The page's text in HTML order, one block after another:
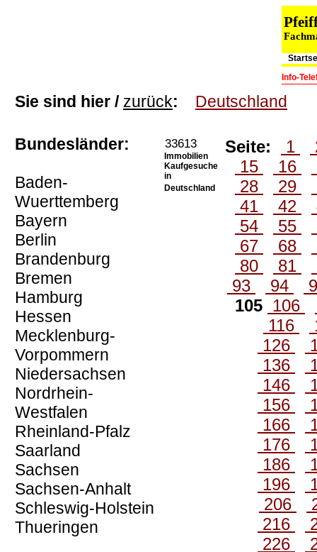
Info-
Sie sind hier / zurück: Deutschland
Bundesländer:
Baden-
Wuerttemberg
Bayern
Berlin
Brandenburg
Bremen
Hamburg
Hessen
Mecklenburg-
Vorpommern
Niedersachsen
Nordrhein-
Westfalen
Rheinland-Pfalz
Saarland
Sachsen
Sachsen-Anhalt
Schleswig-Holstein
Thueringen
33613
Immobilien
Kaufgesuche
in
Deutschland
Seite: 1
15
16
28
29
41
42
54
55
67
68
80
81
93
94
105 106
116
126
136
146
156
166
176
186
196
206
216
226